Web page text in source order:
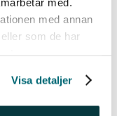
med annan
som de har
Visa detaljer
investering i värdepapper/fonder
det investerade kapitalet.
denna sida. Åsikter och